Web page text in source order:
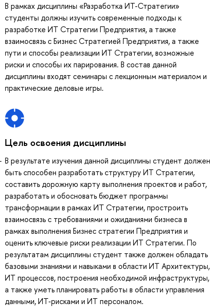
В рамках дисциплины «Разработка ИТ-Стратегии»
студенты должны изучить современные подходы к
разработке ИТ Стратегии Предприятия, а также
взаимосвязь с Бизнес Стратегией Предприятия, а также
пути и способы реализации ИТ Стратегии, возможные
риски и способы их парирования. В состав данной
дисциплины входят семинары с лекционным материалом и
практические деловые игры.
Цель освоения дисциплины
В результате изучения данной дисциплины студент должен
быть способен разработать структуру ИТ Стратегии,
составить дорожную карту выполнения проектов и работ,
разработать и обосновать бюджет программы
трансформации в рамках ИТ Стратегии, простроить
взаимосвязь с требованиями и ожиданиями бизнеса в
рамках выполнения Бизнес стратегии Предприятия и
оценить ключевые риски реализации ИТ Стратегии. По
результатам дисциплины студент также должен обладать
базовыми знаниями и навыками в области ИТ Архитектуры,
ИТ процессов, построения необходимой инфраструктуры,
а также уметь планировать работы в области управления
данными, ИТ-рисками и ИТ персоналом.